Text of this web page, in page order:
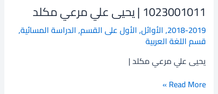
1023001011 | يحيى علي مرعي مكلد
2018-2019
, الأوائل, الأول على القسم, الدراسة المسائية,
قسم اللغة العربية
يحيى علي مرعي مكلد |
1023001011
يحيى
علي
مرعي
مكلد
Read More »